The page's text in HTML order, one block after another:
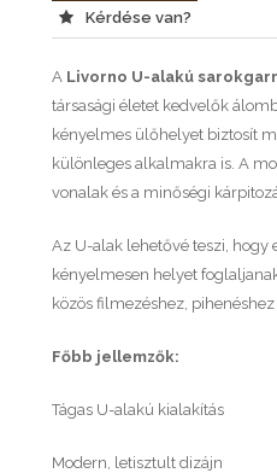
Kérdése van?
A Livorno U-alakú
társasági életet kedvelők
kényelmes ülőhelyet biztosít
különleges alkalmakra is. A
vonalak és a minőségi
Az U-alak lehetővé teszi, hogy
kényelmesen helyet
közös filmezéshez,
Főbb jellemzők:
Tágas U-alakú kialakítás
Modern, letisztult dizájn